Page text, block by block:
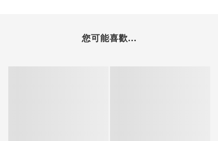
您可能喜歡...